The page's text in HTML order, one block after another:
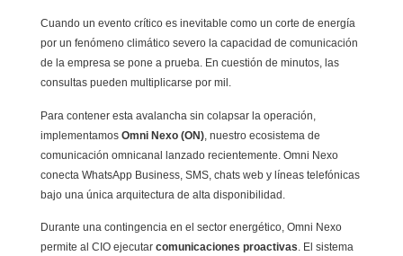
Cuando un evento crítico es inevitable como un corte de energía
por un fenómeno climático severo la capacidad de comunicación
de la empresa se pone a prueba. En cuestión de minutos, las
consultas pueden multiplicarse por mil.
Para contener esta avalancha sin colapsar la operación,
implementamos Omni Nexo (ON), nuestro ecosistema de
comunicación omnicanal lanzado recientemente. Omni Nexo
conecta WhatsApp Business, SMS, chats web y líneas telefónicas
bajo una única arquitectura de alta disponibilidad.
Durante una contingencia en el sector energético, Omni Nexo
permite al CIO ejecutar comunicaciones proactivas. El sistema